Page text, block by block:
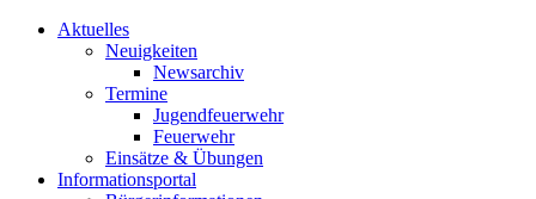
Aktuelles
Neuigkeiten
Newsarchiv
Termine
Jugendfeuerwehr
Feuerwehr
Einsätze & Übungen
Informationsportal